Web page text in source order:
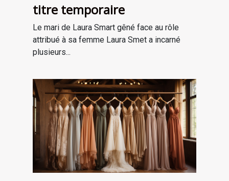
titre temporaire
Le mari de Laura Smart gêné face au rôle
attribué à sa femme Laura Smet a incarné
plusieurs...